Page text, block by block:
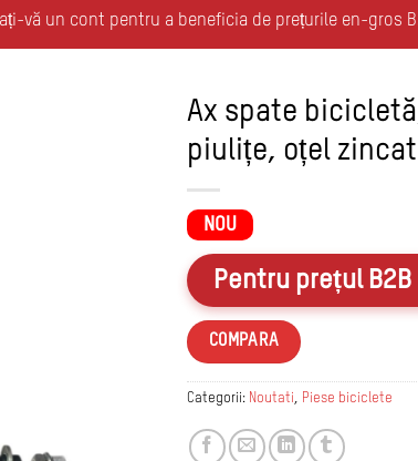
vă un cont pentru a beneficia de prețurile en-gros
Ax spate
piulițe, oțel zincat
NOU
Pentru prețul
COMPARA
Categorii: Noutati Piese biciclete